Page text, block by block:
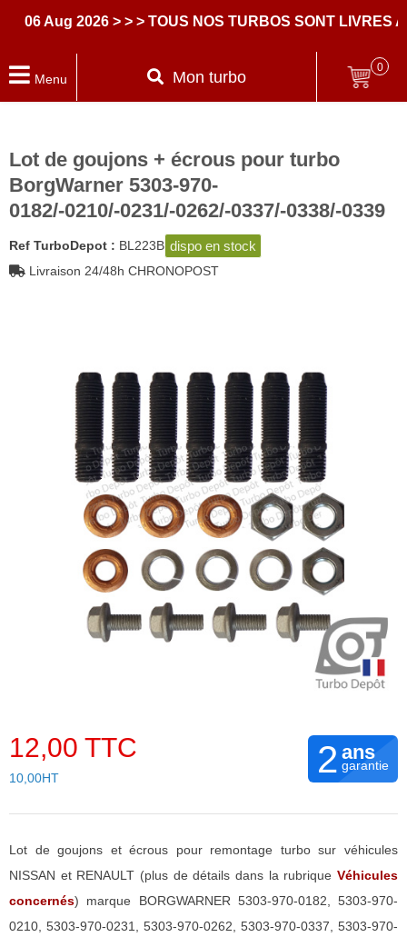
Aug 2026 > > > TOUS NOS TURBOS SONT LIVRES
Menu Mon turbo
0
Lot de goujons + écrous pour turbo
BorgWarner 5303-970-
0182/-0210/-0231/-0262/-0337/-0338/-0339
Ref TurboDepot : BL223B dispo en stock
Livraison 24/48h CHRONOPOST
12,00 TTC
10,00HT 2 ans
garantie
Lot de goujons et écrous pour remontage turbo sur véhicules
NISSAN et RENAULT (plus de détails dans la rubrique Véhicules
concernés) marque BORGWARNER 5303-970-0182, 5303-970-
0210, 5303-970-0231, 5303-970-0262, 5303-970-0337, 5303-970-